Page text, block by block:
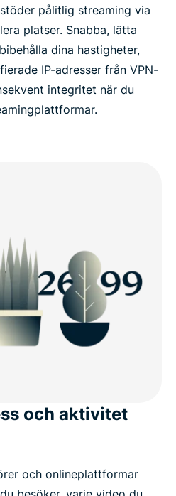
pålitlig streaming via
platser. Snabba, lätta
dina hastigheter,
IP-adresser från VPN-
integritet när du
och aktivitet
och onlineplattformar